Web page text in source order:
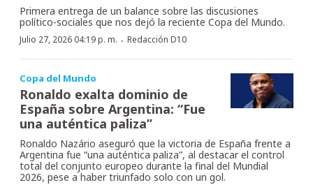
Primera entrega de un balance sobre las discusiones
político-sociales que nos dejó la reciente Copa del Mundo.
Julio 27, 2026 04:19 p. m. · Redacción D10
Copa del Mundo
Ronaldo exalta dominio de
España sobre Argentina: “Fue
una auténtica paliza”
Ronaldo Nazário aseguró que la victoria de España frente a
Argentina fue “una auténtica paliza”, al destacar el control
total del conjunto europeo durante la final del Mundial
2026, pese a haber triunfado solo con un gol.